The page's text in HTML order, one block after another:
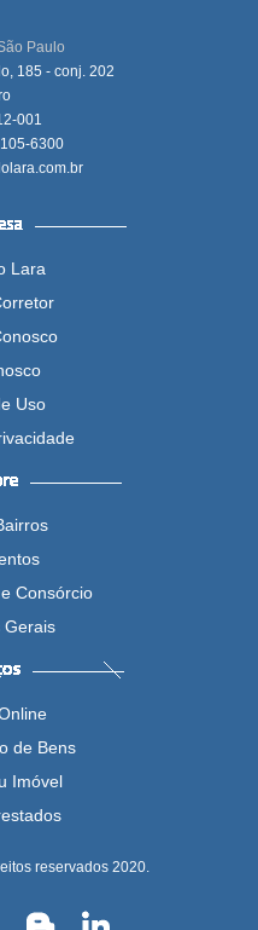
Paulo
185 - conj. 202
001
6300
Lara
Uso
Consórcio
Gerais
de Bens
Imóvel
reservados 2020.